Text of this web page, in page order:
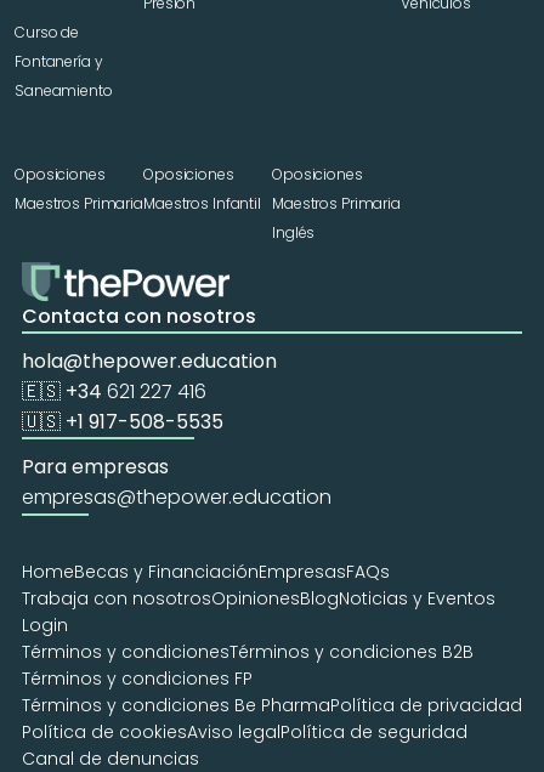
Curso de
Fontanería y
Saneamiento
Oposiciones
Maestros Primaria
Oposiciones
Maestros Infantil
Oposiciones
Maestros Primaria
Inglés
Contacta con nosotros
hola@thepower.education
🇪🇸 +34 621 227 416
🇺🇸 +1 917-508-5535
Para empresas
empresas@thepower.education
HomeBecas y FinanciaciónEmpresasFAQs
Trabaja con nosotrosOpinionesBlogNoticias y Eventos
Login
Términos y condicionesTérminos y condiciones B2B
Términos y condiciones FP
Términos y condiciones Be PharmaPolítica de privacidad
Política de cookiesAviso legalPolítica de seguridad
Canal de denuncias